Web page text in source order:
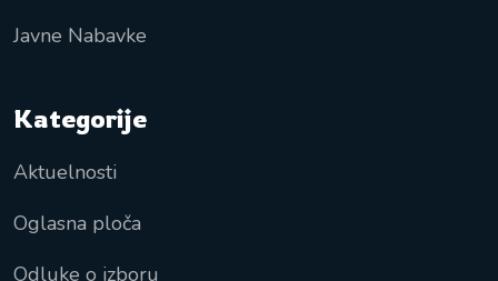
Javne Nabavke
Kategorije
Aktuelnosti
Oglasna ploča
Odluke o izboru